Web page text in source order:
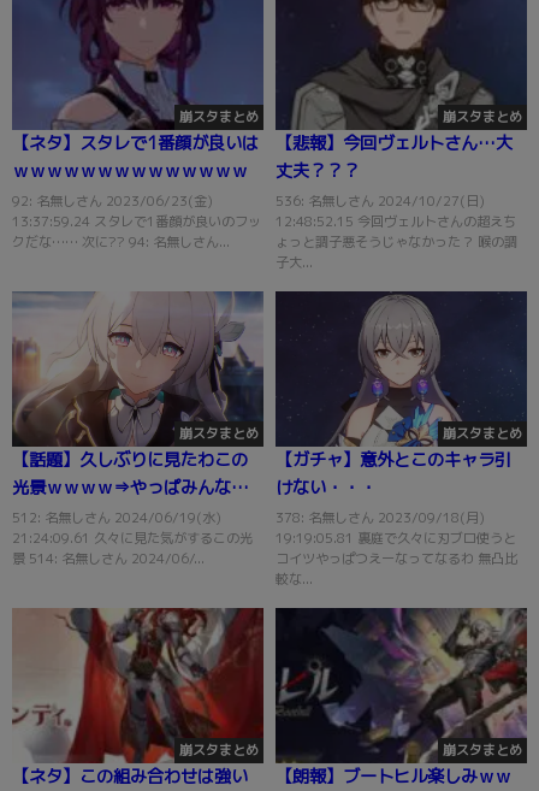
崩スタまとめ
【ネタ】スタレで1番顔が良いは
ｗｗｗｗｗｗｗｗｗｗｗｗｗｗ
92: 名無しさん 2023/06/23(金)
13:37:59.24 スタレで1番顔が良いのフッ
クだな…… 次に?? 94: 名無しさん...
崩スタまとめ
【悲報】今回ヴェルトさん…大
丈夫？？？
536: 名無しさん 2024/10/27(日)
12:48:52.15 今回ヴェルトさんの超えち
ょっと調子悪そうじゃなかった？ 喉の調
子大...
崩スタまとめ
【話題】久しぶりに見たわこの
光景ｗｗｗｗ⇒やっぱみんな好
きなんですねえ…！
512: 名無しさん 2024/06/19(水)
21:24:09.61 久々に見た気がするこの光
景 514: 名無しさん 2024/06/...
崩スタまとめ
【ガチャ】意外とこのキャラ引
けない・・・
378: 名無しさん 2023/09/18(月)
19:19:05.81 裏庭で久々に刃ブロ使うと
コイツやっぱつえーなってなるわ 無凸比
較な...
崩スタまとめ
【ネタ】この組み合わせは強い
崩スタまとめ
【朗報】ブートヒル楽しみｗｗ